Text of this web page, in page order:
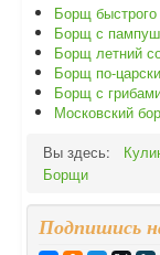
Борщ быстрого
Борщ с
Борщ летний
Борщ по-царски
Борщ с
Московский
Вы здесь:
Борщи
Подпишись